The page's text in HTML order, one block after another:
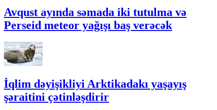
Avqust ayında səmada iki tutulma və
Perseid meteor yağışı baş verəcək
İqlim dəyişikliyi Arktikadakı yaşayış
şəraitini çətinləşdirir